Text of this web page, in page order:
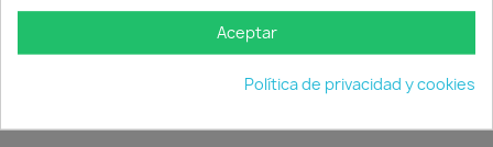
calidad. Por otra parte, se repara con facilidad
tras un arranque, gracias al crecimiento lateral de
sus estolones. Esto lo hace muy indicado para
terrenos de deporte y áreas verdes con mucho
Aceptar
Política de privacidad y cookies